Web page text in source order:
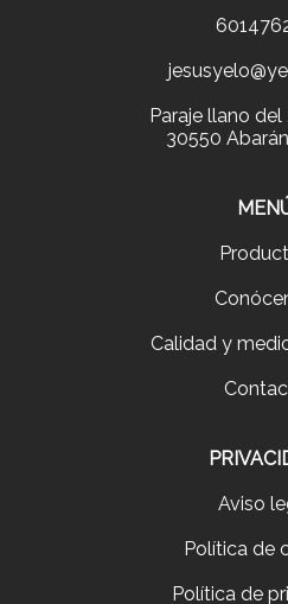
Paraje llano
30550
Calidad y
Aviso
Política de
Política de